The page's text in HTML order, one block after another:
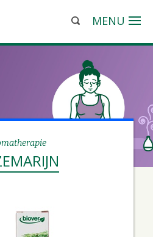
MENU